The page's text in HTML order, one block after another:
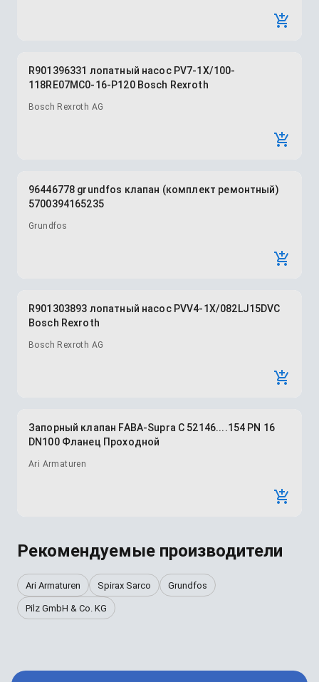
R901396331 лопатный насос PV7-1X/100-
118RE07MC0-16-P120 Bosch Rexroth
Bosch Rexroth AG
96446778 grundfos клапан (комплект ремонтный)
5700394165235
Grundfos
R901303893 лопатный насос PVV4-1X/082LJ15DVC
Bosch Rexroth
Bosch Rexroth AG
Запорный клапан FABA-Supra C 52146....154 PN 16
DN100 Фланец Проходной
Ari Armaturen
Рекомендуемые производители
Ari Armaturen Spirax Sarco Grundfos
Pilz GmbH & Co. KG